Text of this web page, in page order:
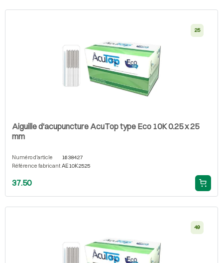
25
Aiguille d'acupuncture AcuTop type Eco 10K 0.25 x 25
mm
Numéro d'article
1638427
Référence fabricant AE10K2525
37.50
49